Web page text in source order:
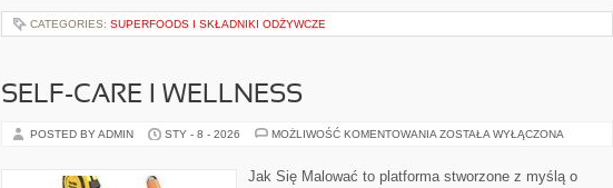
CATEGORIES: SUPERFOODS I SKŁADNIKI ODŻYWCZE
SELF-CARE I WELLNESS
POSTED BY ADMIN STY - 8 - 2026 MOŻLIWOŚĆ KOMENTOWANIA SELF-
WELLNESS
ZOSTAŁA WYŁĄCZONA
Jak Się Malować to platforma stworzone z myślą o